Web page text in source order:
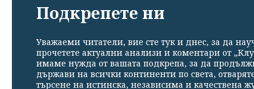
Подкрепете ни
Уважаеми читатели, вие сте тук и днес, за да
прочетете актуални анализи и коментари от
имаме нужда от вашата подкрепа, за да
държави на всички континенти по света,
търсене на истинска, независима и качествена